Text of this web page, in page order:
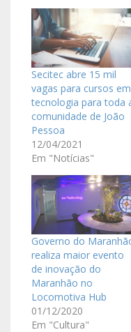
Secitec abre 15 mil
vagas para cursos em
tecnologia para toda
comunidade de João
Pessoa
12/04/2021
Em "Notícias"
Governo do
realiza maior evento
de inovação do
Maranhão no
Locomotiva Hub
01/12/2020
Em "Cultura"